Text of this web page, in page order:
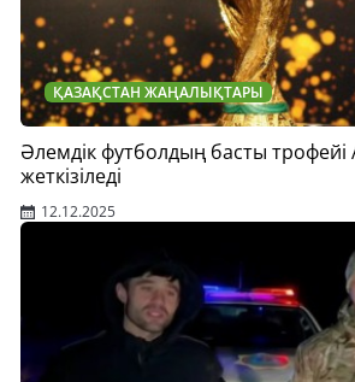
ҚАЗАҚСТАН ЖАҢАЛЫҚТАРЫ
Әлемдік футболдың басты трофейі
жеткізіледі
12.12.2025